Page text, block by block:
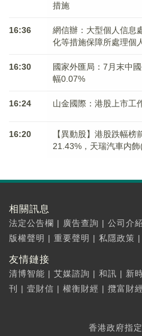
措施
16:36
網信辦：大型個人信息
化等措施保障所處理個
16:30
國家外匯局：7月末中
幅0.07%
16:24 山金國際：港股上市工
16:20
【異動股】港股跌幅
21.43%，天瑞汽車内
相關訊息
法定公告欄 | 廣告查詢 | 公司介紹
版權聲明 | 重要聲明 | 私隱政策 |
友情鏈接
清博智能 | 艾媒諮詢 | 和訊 | 新
刊
| 壹財信 | 權衡財經 | 攬富財經
香港政府指